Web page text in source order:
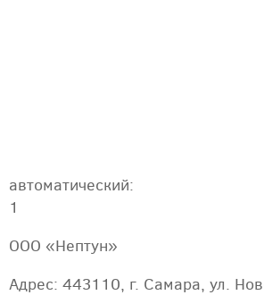
автоматический:
1
ООО «Нептун»
Адрес: 443110, г. Самара, ул.